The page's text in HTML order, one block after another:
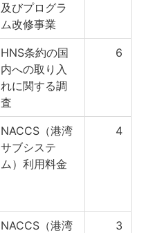
及びプログラ
ム改修事業
HNS条約の国
内への取り入
れに関する調
査
6
NACCS（港湾
サブシステ
ム）利用料金
4
NACCS（港湾
3